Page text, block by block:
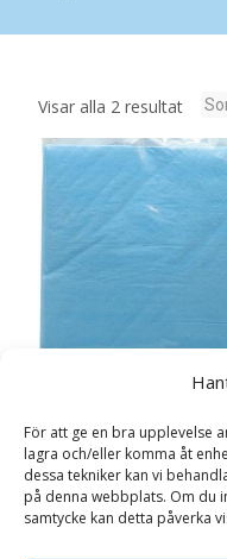
För att ge en bra upplevelse
lagra och/eller komma åt
dessa tekniker kan vi
på denna webbplats. Om du
samtycke kan detta påverka
Visar alla 2 resultat
efter
29kr
Läs mera här